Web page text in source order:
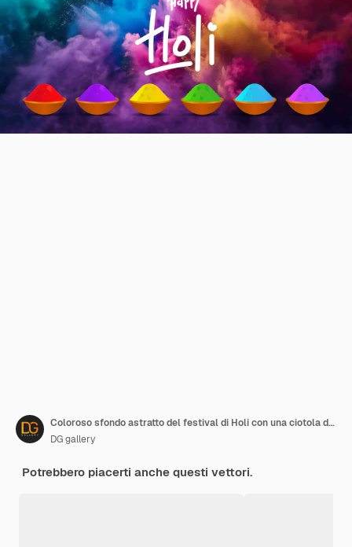
Coloroso sfondo astratto del festival di Holi con una ciotola di colori Holi
DG gallery
Potrebbero piacerti anche questi vettori.